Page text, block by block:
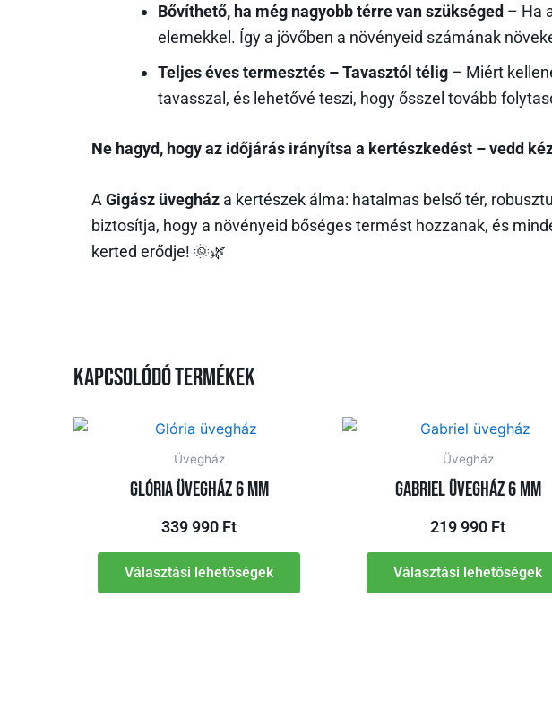
Bővíthető, ha még nagyobb térre van szükséged – Ha
elemekkel. Így a jövőben a növényeid számának
Teljes éves termesztés – Tavasztól télig – Miért
tavasszal, és lehetővé teszi, hogy ősszel tovább
Ne hagyd, hogy az időjárás irányítsa a kertészkedést – vedd
AGigász üvegház a kertészek álma: hatalmas belső tér,
biztosítja, hogy a növényeid bőséges termést hozzanak, és
kerted erődje! 🌞🌿
Kapcsolódó termékek
Üvegház
Glória üvegház 6 mm
339 990 Ft
Választási lehetőségek
Üvegház
Gabriel üvegház 6 mm
219 990 Ft
Választási lehetőségek